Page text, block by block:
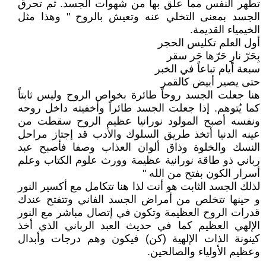
تطهر النفس مما علق بها من شهوات الجسد. ثم تحرق
الجسد بمعنى التخلي عنه وتعيش بالروح " وهذا مثل
الخيمياء القديمة.
أول العلم تكليس الحجر
بِحَرّ نارٍ حَرّها حَر سقر
سبعة أيام تباعاً في الخبر
حتى يصير أبيض كالقمر
هنا جعلت الجسد روحاً طائرة بخواص الروح وليس ثابتاً
كما يُتوهم. إذا جعلت الجسد طائراً وأخفيته داخل روحه
ونفسه أصبح المولود نورانيا عظيم الروح سقطت من
عينه الدنيا أتخذ طريق السلوك والأدب قد إجتاز مراحل
النسك والخلوة وذاق ألوان العذاب وصفا فأصبح عبد
رباني ذو طاقة نورانية عظيمة وورث علوم الكتاب وعلم
أسرار الكون بفتح من الله "
لذلك الجسد الثابت هو أنت لذا هنا تتكامل مع أكسير النور
و حينها تتخلص من أمراض الجسد الفاني وتتفتح عندك
قدرات الروح العظيمة وتكون في إتصال مباشر مع النور
الإلهي العظيم كما في حديث العبد الرباني الذي أخذ
كينونة الذات الإلهية (كن) فيكون وهم درجات وأبدال
وعظيم الأولياء والصالحين.